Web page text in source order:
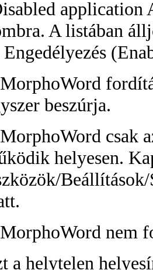
application
A listában
Engedélyezés
beszúrja.
csak
helyesen.
nem
a helytelen